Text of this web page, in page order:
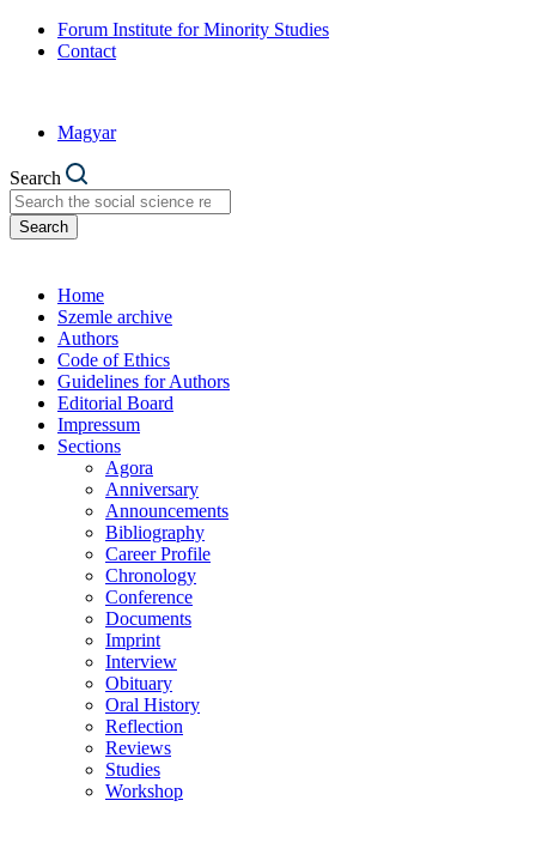
Forum Institute for Minority Studies
Contact
Magyar
Search
Search
Home
Szemle archive
Authors
Code of Ethics
Guidelines for Authors
Editorial Board
Impressum
Sections
Agora
Anniversary
Announcements
Bibliography
Career Profile
Chronology
Conference
Documents
Imprint
Interview
Obituary
Oral History
Reflection
Reviews
Studies
Workshop